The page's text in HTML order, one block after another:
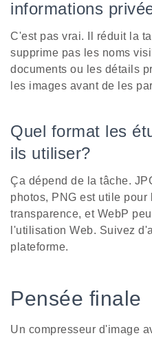
informations
C'est pas vrai. Il réduit la
supprime pas les noms
documents ou les détails
les images avant de les
Quel format les
ils utiliser?
Ça dépend de la tâche.
photos, PNG est utile pour
transparence, et WebP
l'utilisation Web. Suivez
plateforme.
Pensée finale
Un compresseur d'image